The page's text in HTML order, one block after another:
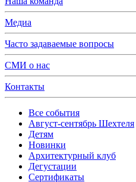
Медиа
Часто задаваемые вопросы
СМИ о нас
Контакты
Все события
Август-сентябрь Шехтеля
Детям
Новинки
Архитектурный клуб
Дегустации
Сертификаты